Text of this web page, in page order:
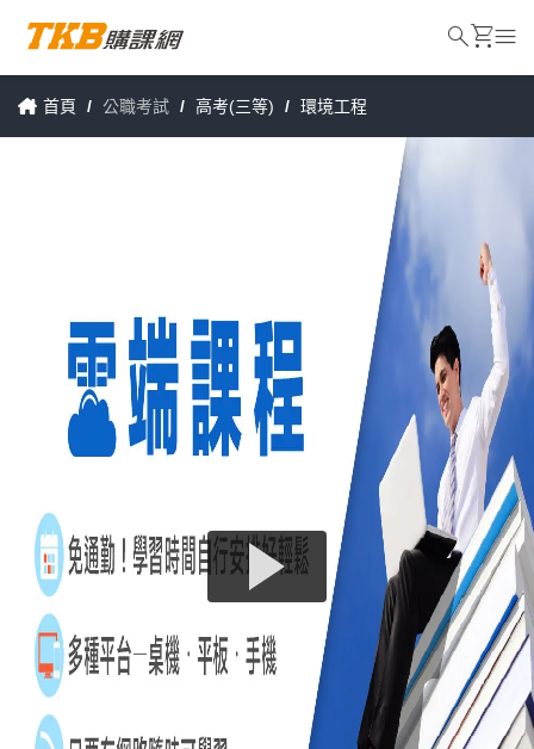
首頁 / 公職考試 / 高考(三等) / 環境工程
searchshopping_cartmenu